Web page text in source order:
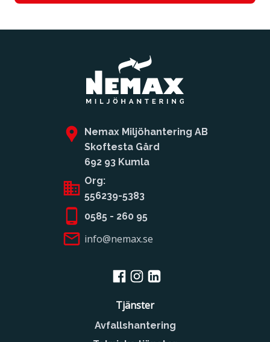
Nemax Miljöhantering AB
Skoftesta Gård
692 93 Kumla
Org:
556239-5383
0585 - 260 95
info@nemax.se
Tjänster
Avfallshantering